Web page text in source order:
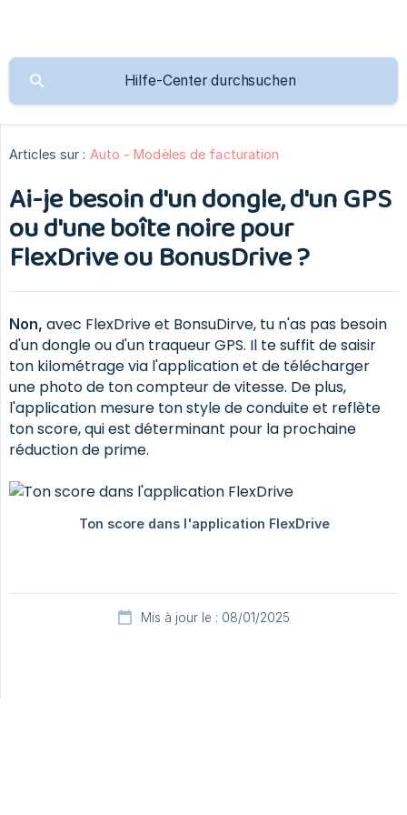
Articles sur : Auto - Modèles de facturation
Ai-je besoin d'un dongle, d'un GPS
ou d'une boîte noire pour
FlexDrive ou BonusDrive ?
Non, avec FlexDrive et BonsuDirve, tu n'as pas besoin
d'un dongle ou d'un traqueur GPS. Il te suffit de saisir
ton kilométrage via l'application et de télécharger
une photo de ton compteur de vitesse. De plus,
l'application mesure ton style de conduite et reflète
ton score, qui est déterminant pour la prochaine
réduction de prime.
Mis à jour le : 08/01/2025